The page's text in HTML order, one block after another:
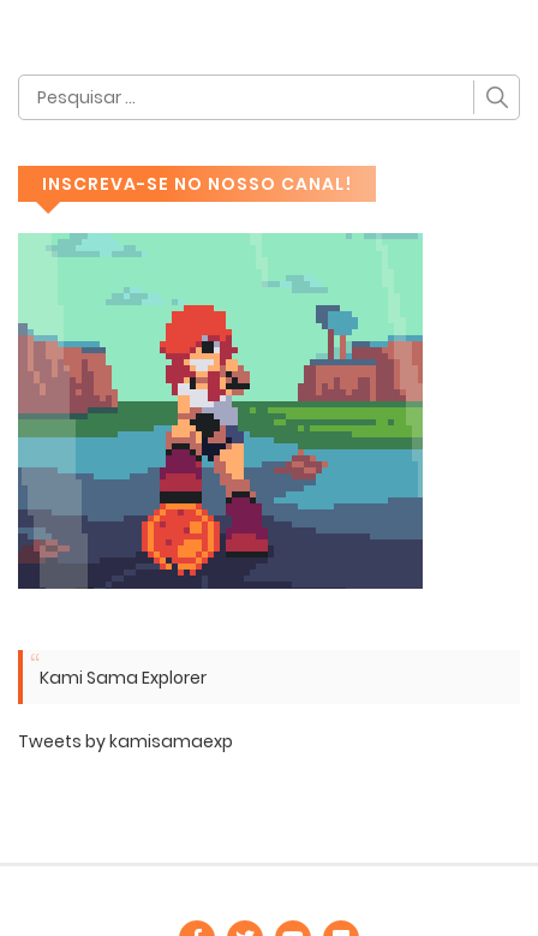
INSCREVA-SE NO NOSSO CANAL!
Kami Sama Explorer
Tweets by kamisamaexp